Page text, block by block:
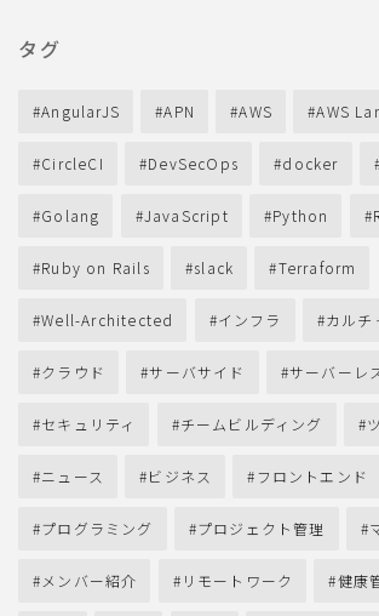
タグ
AngularJS APN AWS AWS
CircleCI DevSecOps docker
Golang JavaScript Python
Ruby on Rails slack Terraform
Well-Architected インフラ カルチ
クラウド サーバサイド サーバーレ
セキュリティ チームビルディング
ニュース ビジネス フロントエンド
プログラミング プロジェクト管理
メンバー紹介 リモートワーク 健康